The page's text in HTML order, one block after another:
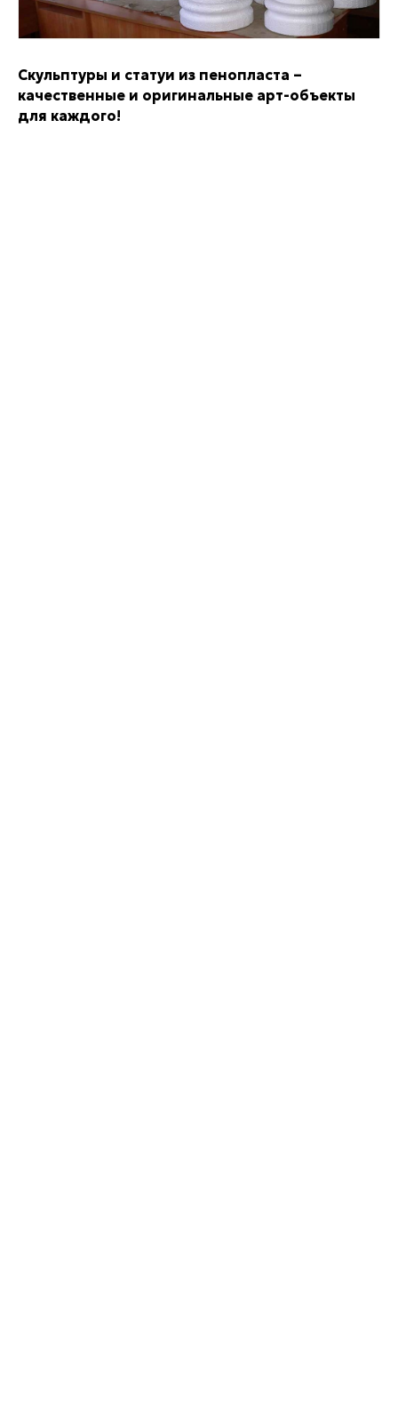
Скульптуры и статуи из пенопласта –
качественные и оригинальные арт-объекты
для каждого!